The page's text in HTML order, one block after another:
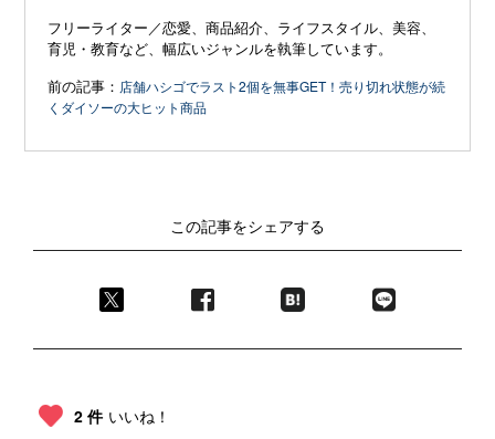
フリーライター／恋愛、商品紹介、ライフスタイル、美容、
育児・教育など、幅広いジャンルを執筆しています。
前の記事： 店舗ハシゴでラスト2個を無事GET！売り切れ状態が続
くダイソーの大ヒット商品
この記事をシェアする
2 件 いいね！